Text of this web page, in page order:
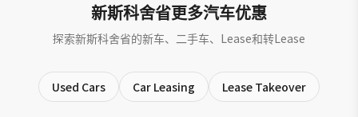
新斯科舍省更多汽车优惠
探索新斯科舍省的新车、二手车、Lease和转Lease
Used Cars Car Leasing Lease Takeover